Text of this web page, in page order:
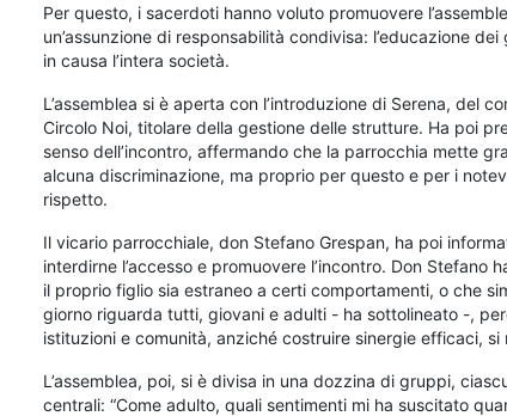
Per questo, i sacerdoti hanno voluto promuovere
un’assunzione di responsabilità condivisa: l’educazione
in causa l’intera società.
L’assemblea si è aperta con l’introduzione di Serena, del
Circolo Noi, titolare della gestione delle strutture. Ha poi
senso dell’incontro, affermando che la parrocchia mette
alcuna discriminazione, ma proprio per questo e per i
rispetto.
Il vicario parrocchiale, don Stefano Grespan, ha poi
interdirne l’accesso e promuovere l’incontro. Don
il proprio figlio sia estraneo a certi comportamenti, o che
giorno riguarda tutti, giovani e adulti - ha sottolineato -,
istituzioni e comunità, anziché costruire sinergie efficaci, si
L’assemblea, poi, si è divisa in una dozzina di gruppi,
centrali: “Come adulto, quali sentimenti mi ha suscitato